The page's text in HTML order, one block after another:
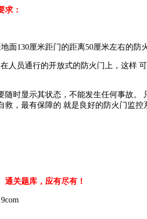
求：
130厘米距门的距离50厘米左右的防
人员通行的开放式的防火门上，这样
时显示其状态，不能发生任何事故。
，最有保障的 就是良好的防火门监控
关题库，应有尽有！